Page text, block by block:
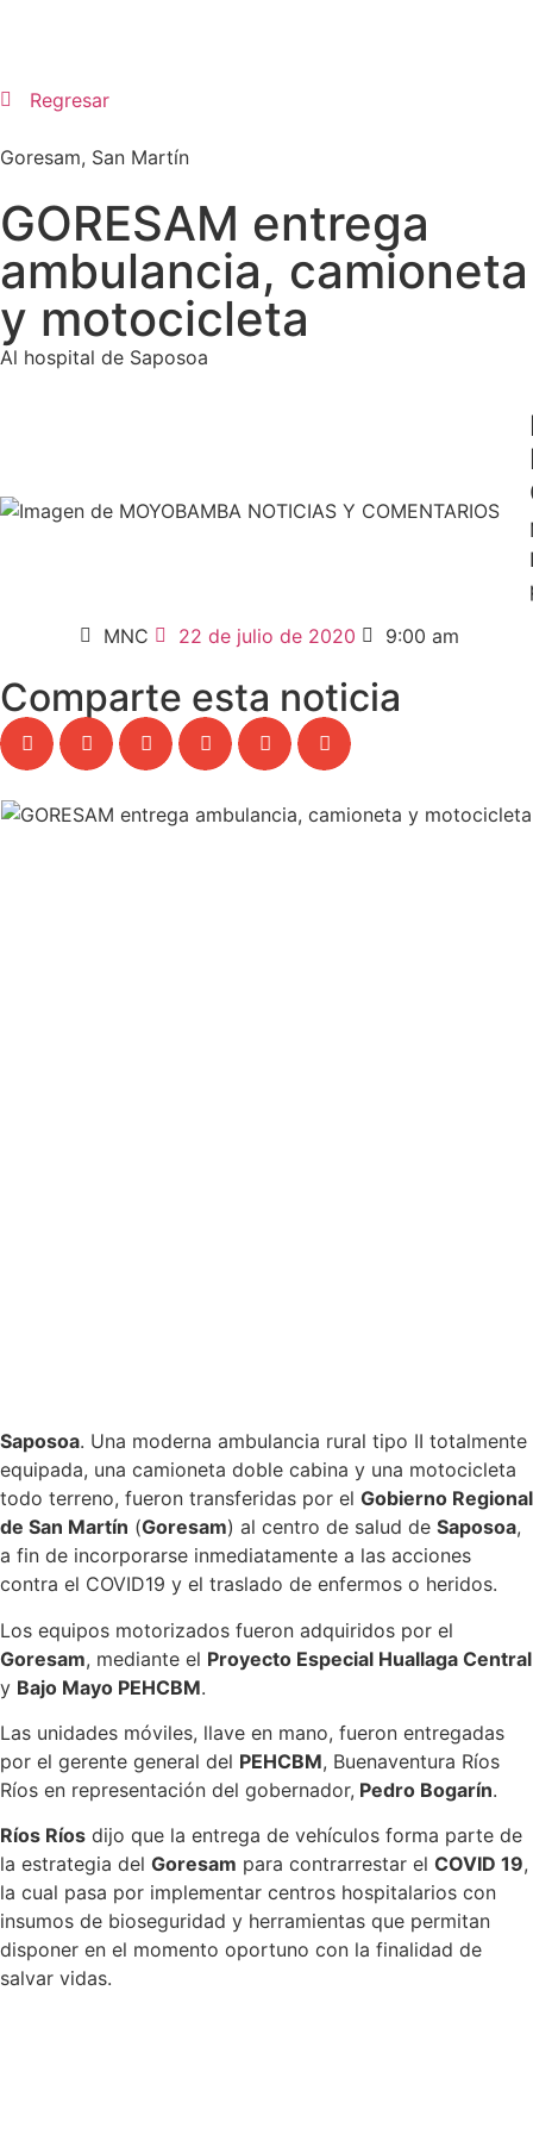
Regresar
Goresam, San Martín
GORESAM entrega
ambulancia, camioneta
y motocicleta
Al hospital de Saposoa
MNC
22 de julio de 2020 9:00 am
Comparte esta noticia
Saposoa. Una moderna ambulancia rural tipo II totalmente
equipada, una camioneta doble cabina y una motocicleta
todo terreno, fueron transferidas por el Gobierno Regional
de San Martín (Goresam) al centro de salud de Saposoa,
a fin de incorporarse inmediatamente a las acciones
contra el COVID19 y el traslado de enfermos o heridos.
Los equipos motorizados fueron adquiridos por el
Goresam, mediante el Proyecto Especial Huallaga Central
y Bajo Mayo PEHCBM.
Las unidades móviles, llave en mano, fueron entregadas
por el gerente general del PEHCBM, Buenaventura Ríos
Ríos en representación del gobernador, Pedro Bogarín.
Ríos Ríos dijo que la entrega de vehículos forma parte de
la estrategia del Goresam para contrarrestar el COVID 19,
la cual pasa por implementar centros hospitalarios con
insumos de bioseguridad y herramientas que permitan
disponer en el momento oportuno con la finalidad de
salvar vidas.